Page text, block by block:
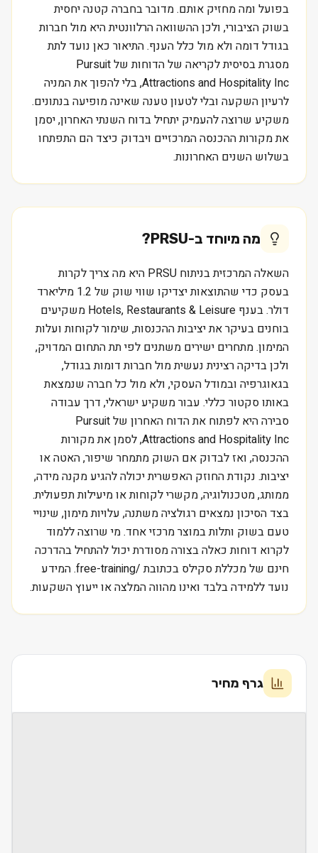
בפועל ומה מחזיק אותם. מדובר בחברה קטנה יחסית
בשוק הציבורי, ולכן ההשוואה הרלוונטית היא מול חברות
בגודל דומה ולא מול כלל הענף. התיאור כאן נועד לתת
מסגרת בסיסית לקריאה של הדוחות של Pursuit
Attractions and Hospitality Inc, בלי להפוך את המניה
לרעיון השקעה ובלי לטעון טענה שאינה מופיעה בנתונים.
משקיע שרוצה להעמיק יתחיל בדוח השנתי האחרון, יסמן
את מקורות ההכנסה המרכזיים ויבדוק כיצד הם התפתחו
בשלוש השנים האחרונות.
מה מיוחד ב-PRSU
?
השאלה המרכזית בניתוח PRSU היא מה צריך לקרות
בעסק כדי שהתוצאות יצדיקו שווי שוק של 1.2 מיליארד
דולר. בענף Hotels, Restaurants & Leisure משקיעים
בוחנים בעיקר את יציבות ההכנסות, שימור לקוחות ועלות
המימון. מתחרים ישירים משתנים לפי תת התחום המדויק,
ולכן בדיקה רצינית נעשית מול חברות דומות בגודל,
בגאוגרפיה ובמודל העסקי, ולא מול כל חברה שנמצאת
באותו סקטור כללי. עבור משקיע ישראלי, דרך עבודה
סבירה היא לפתוח את הדוח האחרון של Pursuit
Attractions and Hospitality Inc, לסמן את מקורות
ההכנסה, ואז לבדוק אם השוק מתמחר שיפור, האטה או
יציבות. נקודת החוזק האפשרית יכולה להגיע מקנה מידה,
ממותג, מטכנולוגיה, מקשרי לקוחות או מיעילות תפעולית.
בצד הסיכון נמצאים רגולציה משתנה, עלויות מימון, שינויי
טעם בשוק ותלות במוצר מרכזי אחד. מי שרוצה ללמוד
לקרוא דוחות כאלה בצורה מסודרת יכול להתחיל בהדרכה
חינם של מכללת סקילס בכתובת /free-training. המידע
נועד ללמידה בלבד ואינו מהווה המלצה או ייעוץ השקעות.
גרף מחיר